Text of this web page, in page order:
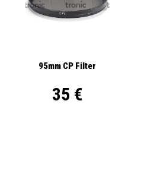
95mm CP Filter
35 €